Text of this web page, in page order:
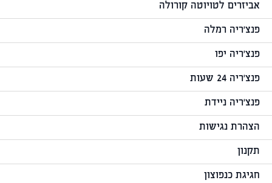
אביזרים לטויוטה קורולה
פנצ'ריה רמלה
פנצ'ריה יפו
פנצ'ריה 24 שעות
פנצ'ריה ניידת
הצהרת נגישות
תקנון
חגיגת כנפוצון